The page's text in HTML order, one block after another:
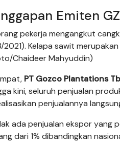
Emiten
pekerja mengangkut
2021). Kelapa sawit
Chaideer Mahyuddin)
PT Gozco Plantations
kini, seluruh penjualan
penjualannya
ada penjualan ekspor yang
dari 1% dibandingkan